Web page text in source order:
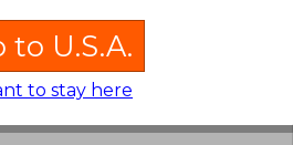
0
Wednesday,
to U.S.A.
to stay here